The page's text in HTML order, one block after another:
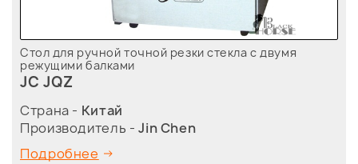
Стол для ручной точной резки стекла с двумя
режущими балками
JC JQZ
Страна - Китай
Производитель -Jin Chen
Подробнее